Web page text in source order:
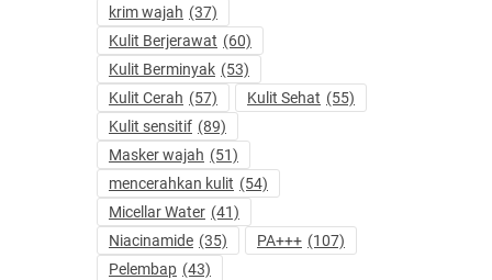
krim wajah (37)
Kulit Berjerawat (60)
Kulit Berminyak (53)
Kulit Cerah (57) Kulit Sehat (55)
Kulit sensitif (89)
Masker wajah (51)
mencerahkan kulit (54)
Micellar Water (41)
Niacinamide (35) PA+++ (107)
Pelembap (43)